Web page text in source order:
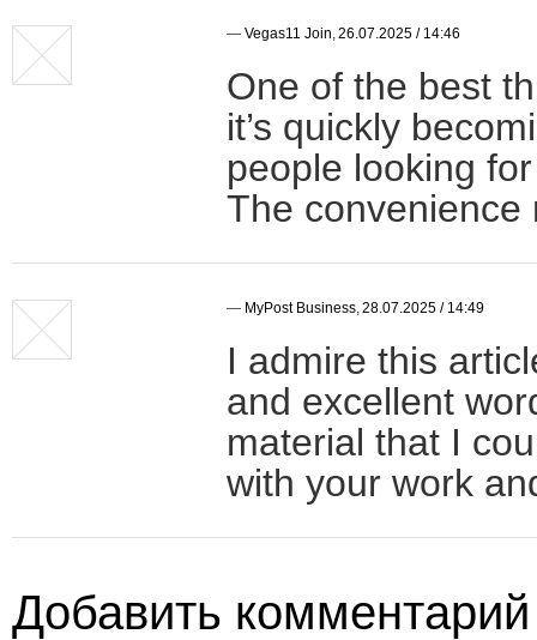
— Vegas11 Join 26.07.2025 / 14:46
One of the best
it’s quickly
people looking
The convenience
— MyPost Business 28.07.2025 / 14:49
I admire this
and excellent
material that I
with your work
Добавить комментарий